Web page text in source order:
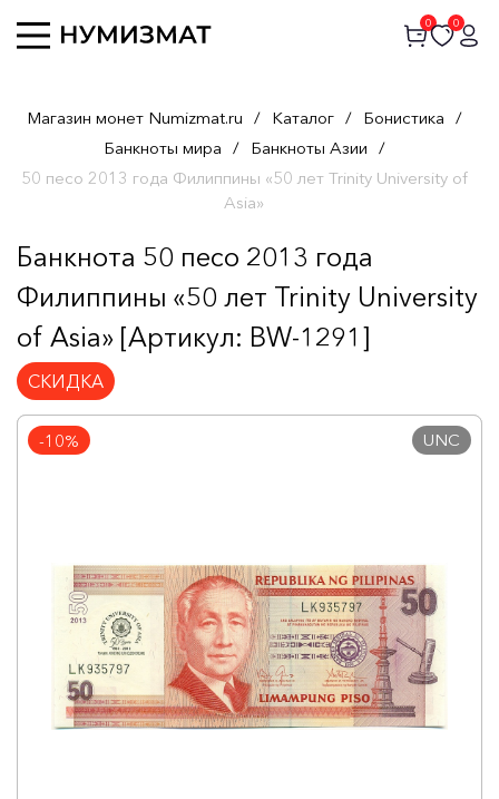
0 0
Магазин монет Numizmat.ru / Каталог / Бонистика /
Банкноты мира / Банкноты Азии /
50 песо 2013 года Филиппины «50 лет Trinity University of
Asia»
Банкнота 50 песо 2013 года
Филиппины «50 лет Trinity University
of Asia» [Артикул: BW-1291]
СКИДКА
-10% UNC